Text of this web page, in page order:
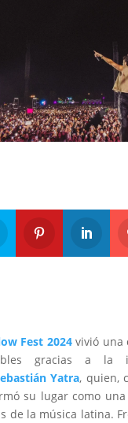
Fest 2024vivió una
gracias a la
Yatra, quien,
su lugar como
de la música latina.